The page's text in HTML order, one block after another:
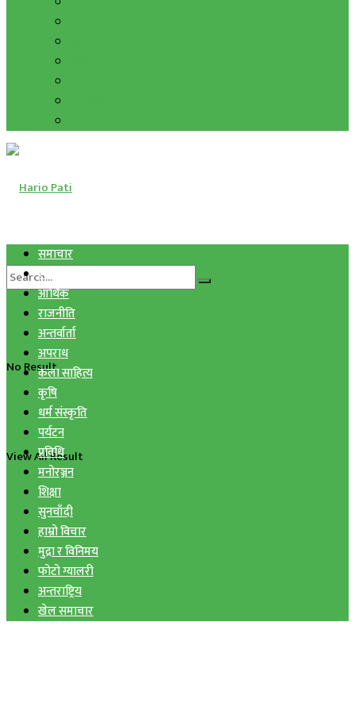
No Result
View All Result
समाचार
स्वास्थ्य
आर्थिक
राजनीति
अन्तर्वार्ता
अपराध
कला साहित्य
कृषि
धर्म संस्कृति
पर्यटन
प्रविधि
मनोरञ्जन
शिक्षा
सुनचाँदी
हाम्रो विचार
मुद्रा र विनिमय
फोटो ग्यालरी
अन्तराष्ट्रिय
खेल समाचार